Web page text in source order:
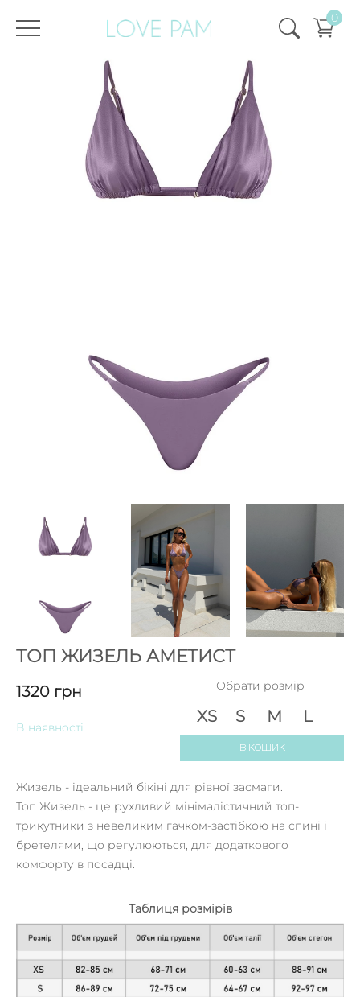
0
Всі купальники Топи і плавки , Жизель, Топ Жизель Аметист
ТОП ЖИЗЕЛЬ АМЕТИСТ
1320 грн
В наявності
Обрати розмір
XS S M L
В КОШИК
Жизель - ідеальний бікіні для рівної засмаги.
Топ Жизель - це рухливий мінімалістичний топ-
трикутники з невеликим гачком-застібкою на спині і
бретелями, що регулюються, для додаткового
комфорту в посадці.
Таблиця розмірів